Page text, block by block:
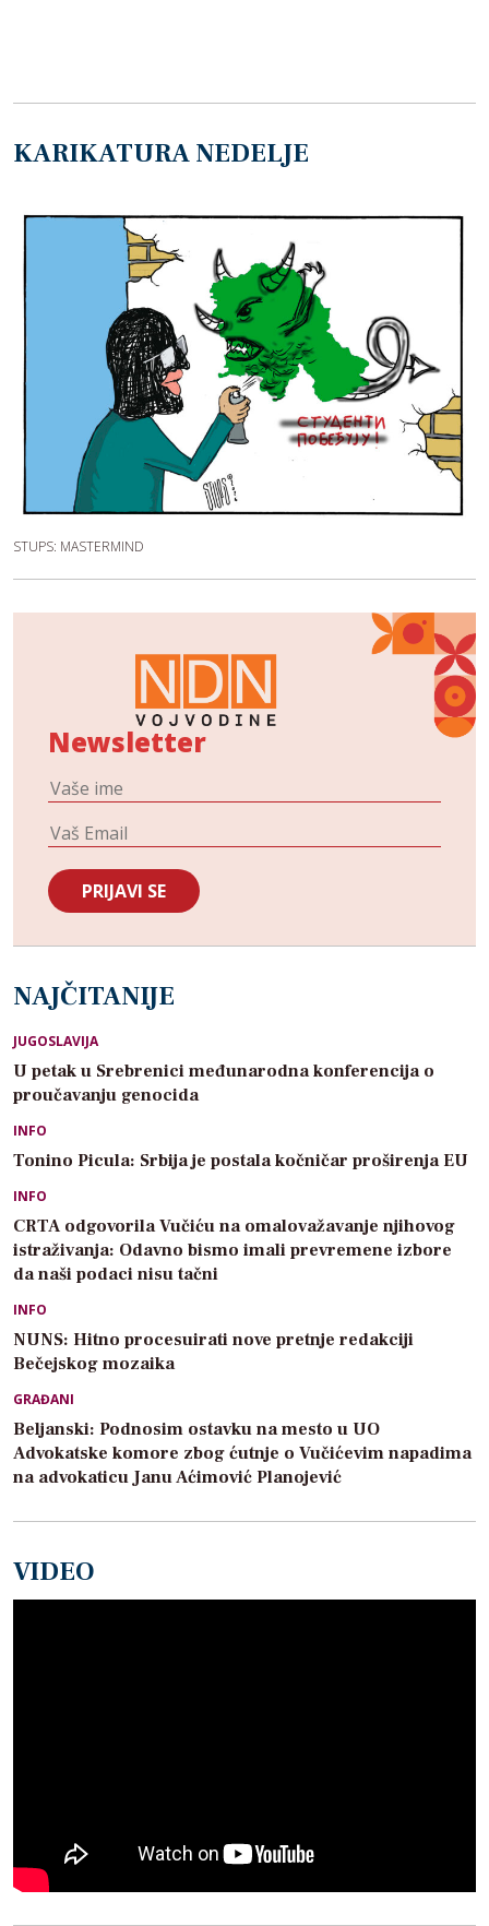
KARIKATURA NEDELJE
STUPS: MASTERMIND
Newsletter
NAJČITANIJE
JUGOSLAVIJA
U petak u Srebrenici međunarodna konferencija o
proučavanju genocida
INFO
Tonino Picula: Srbija je postala kočničar proširenja EU
INFO
CRTA odgovorila Vučiću na omalovažavanje njihovog
istraživanja: Odavno bismo imali prevremene izbore
da naši podaci nisu tačni
INFO
NUNS: Hitno procesuirati nove pretnje redakciji
Bečejskog mozaika
GRAĐANI
Beljanski: Podnosim ostavku na mesto u UO
Advokatske komore zbog ćutnje o Vučićevim napadima
na advokaticu Janu Aćimović Planojević
VIDEO